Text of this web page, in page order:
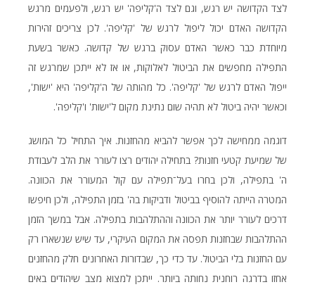
לצד הקדושה יש רגש, וגם לצד ה'קליפה' יש רגש, ולפעמים מרגש
הקדושה האדם יכול ליפול לרגש של 'קליפה'. לכן צריכים זהירות
מיוחדת כבר כאשר האדם עסוק ברגש של קדושה. כאשר בשעת
התפילה מחפשים את הביטול לאלוקות, או אז לא ייתכן שמרגש זה
ייפול האדם לרגש של 'קליפה'. כל מהותה של ה'קליפה' היא 'ישות',
וכאשר יהיה ביטול לא תהיה שום נתינת מקום ל'ישות' ו'קליפה'.
דוגמה ממחישה לכך אפשר להביא מהחזנות. איך התחיל כל המושג
של שמיעת קטעי חזנות? בתחילה יהודים רצו לעורר את הלב לעבודת
ה' בתפילה, ולכן בחרו בעל־תפילה עם קול המעורר את הכוונה.
המטרה הייתה להוסיף בביטול ודביקות בה' בזמן התפילה, ולכן חיפשו
דרכים לעורר יותר את הכוונה וההתלהבות בתפילה. אבל במשך הזמן
ההתלהבות שבחזנות תפסה את המקום העיקרי, עד שיש שנשארו רק
עם החזנות בלי הביטול. עד כדי כך, שבדורות האחרונים חלק מהחזנים
אחזו בדרגה רוחנית נחותה ביותר. ייתכן למצוא מצב שיהודים באים